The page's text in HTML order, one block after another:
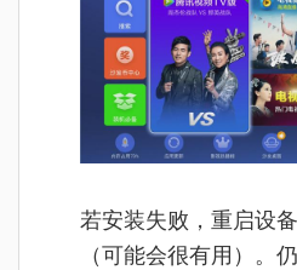
若安装失败，重启设
（可能会很有用）。